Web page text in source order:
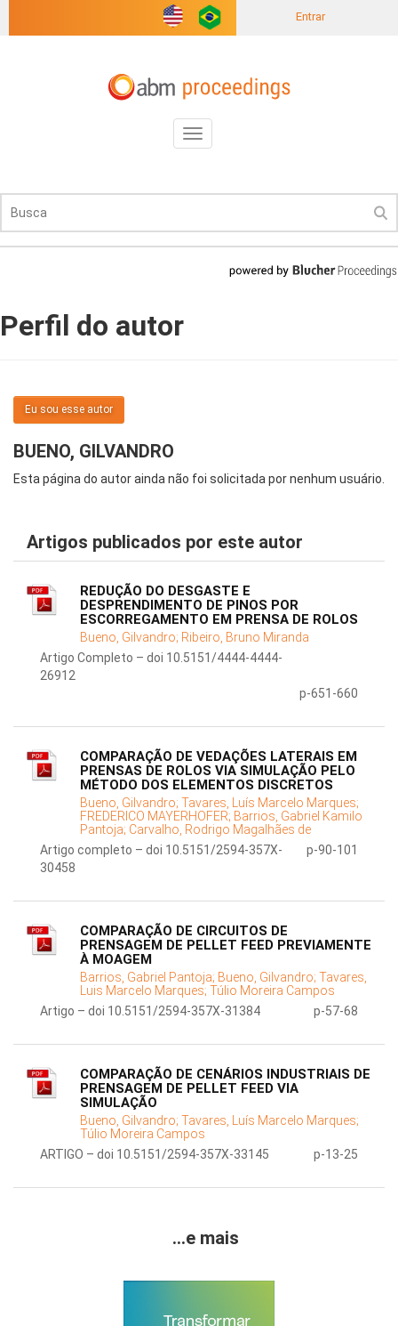
Entrar
Toggle
navigation
Perfil do autor
Eu sou esse autor
BUENO, GILVANDRO
Esta página do autor ainda não foi solicitada por nenhum usuário.
Artigos publicados por este autor
REDUÇÃO DO DESGASTE E
DESPRENDIMENTO DE PINOS POR
ESCORREGAMENTO EM PRENSA DE ROLOS
Bueno, Gilvandro; Ribeiro, Bruno Miranda
Artigo Completo – doi 10.5151/4444-4444-
26912
p-651-660
COMPARAÇÃO DE VEDAÇÕES LATERAIS EM
PRENSAS DE ROLOS VIA SIMULAÇÃO PELO
MÉTODO DOS ELEMENTOS DISCRETOS
Bueno, Gilvandro; Tavares, Luís Marcelo Marques;
FREDERICO MAYERHOFER; Barrios, Gabriel Kamilo
Pantoja; Carvalho, Rodrigo Magalhães de
Artigo completo – doi 10.5151/2594-357X-
30458
p-90-101
COMPARAÇÃO DE CIRCUITOS DE
PRENSAGEM DE PELLET FEED PREVIAMENTE
À MOAGEM
Barrios, Gabriel Pantoja; Bueno, Gilvandro; Tavares,
Luis Marcelo Marques; Túlio Moreira Campos
Artigo – doi 10.5151/2594-357X-31384
p-57-68
COMPARAÇÃO DE CENÁRIOS INDUSTRIAIS DE
PRENSAGEM DE PELLET FEED VIA
SIMULAÇÃO
Bueno, Gilvandro; Tavares, Luís Marcelo Marques;
Túlio Moreira Campos
ARTIGO – doi 10.5151/2594-357X-33145
p-13-25
...e mais